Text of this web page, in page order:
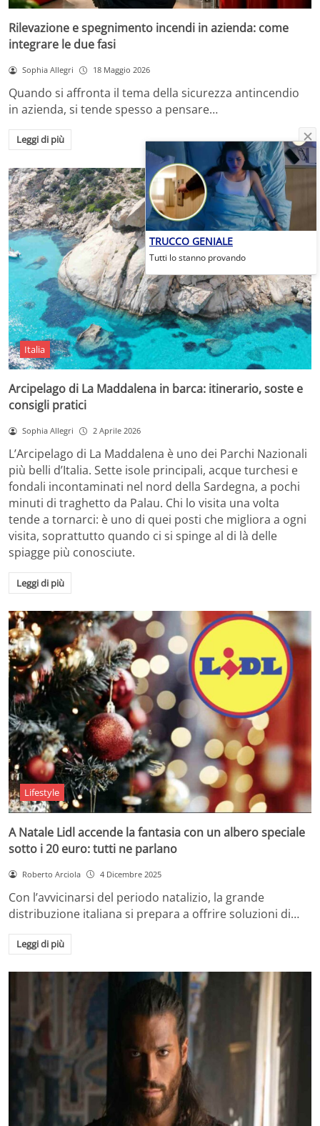
Rilevazione e spegnimento incendi in azienda: come
integrare le due fasi
Sophia Allegri 18 Maggio 2026
Quando si affronta il tema della sicurezza antincendio
in azienda, si tende spesso a pensare…
Leggi di più
Italia
Arcipelago di La Maddalena in barca: itinerario, soste e
consigli pratici
Sophia Allegri 2 Aprile 2026
L’Arcipelago di La Maddalena è uno dei Parchi Nazionali
più belli d’Italia. Sette isole principali, acque turchesi e
fondali incontaminati nel nord della Sardegna, a pochi
minuti di traghetto da Palau. Chi lo visita una volta
tende a tornarci: è uno di quei posti che migliora a ogni
visita, soprattutto quando ci si spinge al di là delle
spiagge più conosciute.
Leggi di più
Lifestyle
A Natale Lidl accende la fantasia con un albero speciale
sotto i 20 euro: tutti ne parlano
Roberto Arciola 4 Dicembre 2025
Con l’avvicinarsi del periodo natalizio, la grande
distribuzione italiana si prepara a offrire soluzioni di…
Leggi di più
TRUCCO GENIALE
Tutti lo stanno provando